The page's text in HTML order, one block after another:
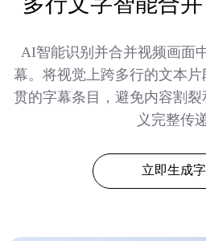
AI智能识别并合并视频画面
幕。将视觉上跨多行的文本
贯的字幕条目，避免内容割
义完整传递
立即生成